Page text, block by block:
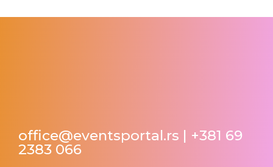
office@eventsportal.rs | +381 69
2383 066